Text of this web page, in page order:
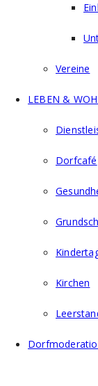
Vereine
LEBEN &
Dorfcafé
Kirchen